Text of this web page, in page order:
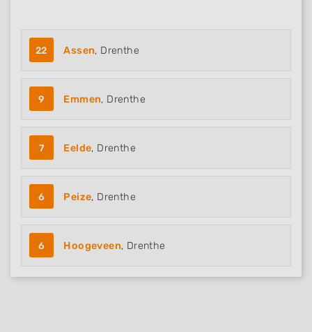
22 Assen, Drenthe
9 Emmen, Drenthe
7 Eelde, Drenthe
6 Peize, Drenthe
6 Hoogeveen, Drenthe